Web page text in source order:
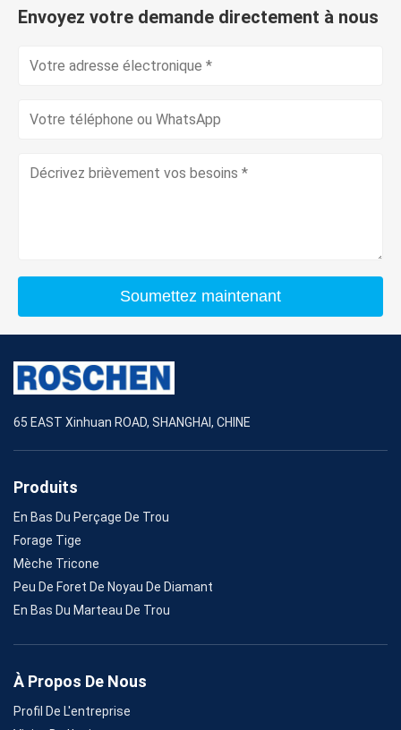
Envoyez votre demande directement à nous
Soumettez maintenant
65 EAST Xinhuan ROAD, SHANGHAI, CHINE
Produits
En Bas Du Perçage De Trou
Forage Tige
Mèche Tricone
Peu De Foret De Noyau De Diamant
En Bas Du Marteau De Trou
À Propos De Nous
Profil De L'entreprise